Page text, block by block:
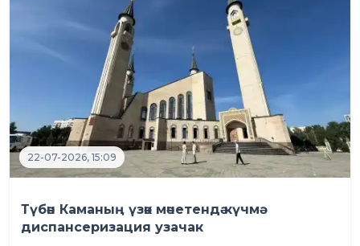
22-07-2026, 15:09
Түбән Каманың үзәк мәчетендә күчмә
диспансеризация узачак